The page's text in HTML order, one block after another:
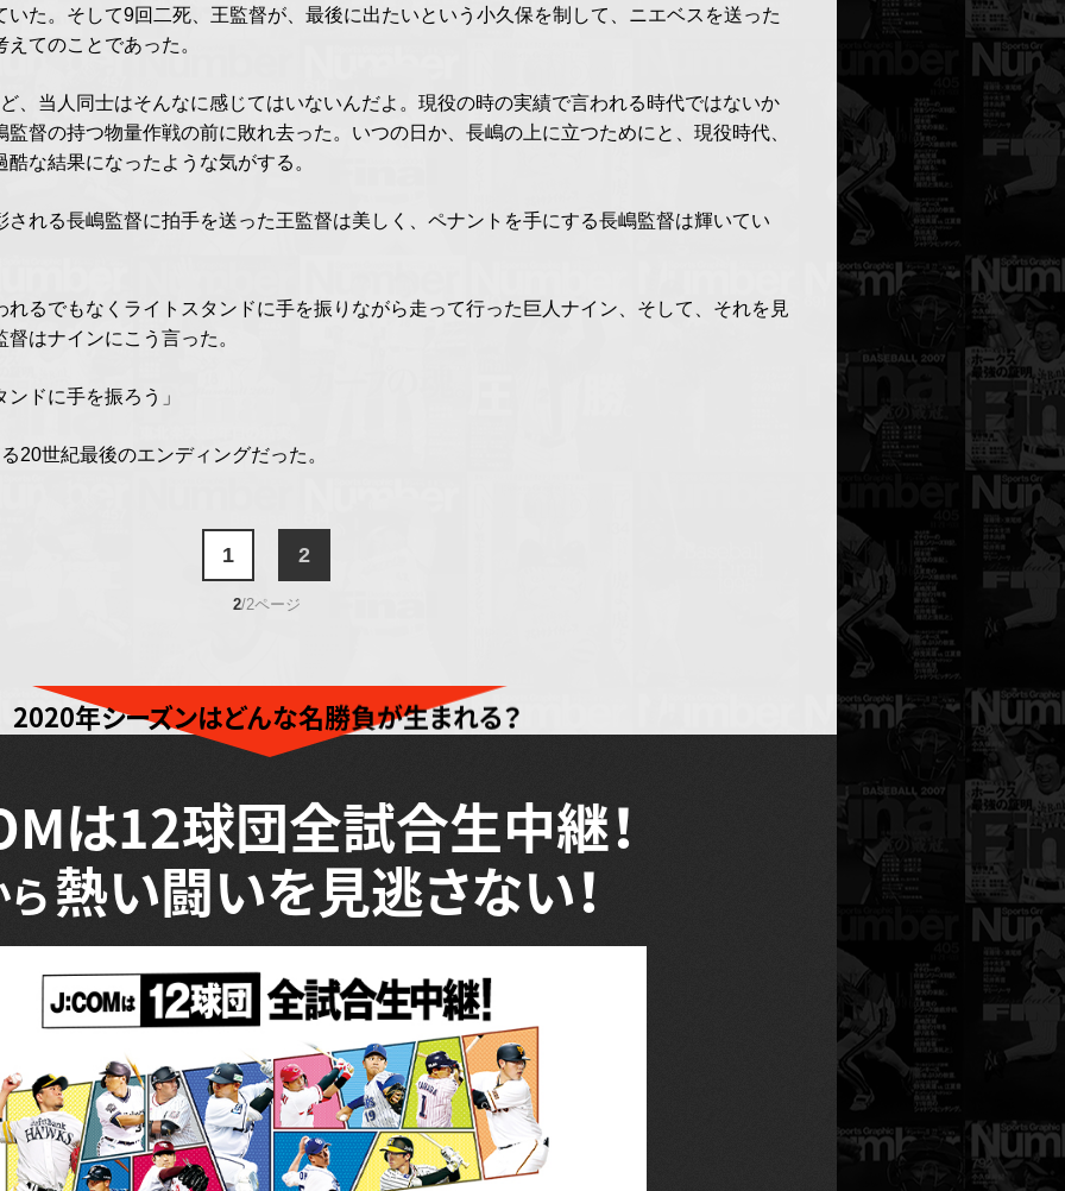
た。そして9回二死、王監督が、最後に出たいという小久保を制して、ニエベスを送った
てのことであった。
、当人同士はそんなに感じてはいないんだよ。現役の時の実績で言われる時代ではないか
督の持つ物量作戦の前に敗れ去った。いつの日か、長嶋の上に立つためにと、現役時代、
な結果になったような気がする。
れる長嶋監督に拍手を送った王監督は美しく、ペナントを手にする長嶋監督は輝いてい
るでもなくライトスタンドに手を振りながら走って行った巨人ナイン、そして、それを見
はナインにこう言った。
ドに手を振ろう」
20世紀最後のエンディングだった。
1 2
2/2ページ
2020年シーズンはどんな名勝負が生まれる？
は12球団全試合生中継！
熱い闘いを見逃さない！